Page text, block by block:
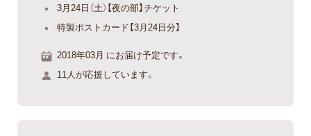
3月24日（土）【夜の部】チケット
特製ポストカード【3月24日分】
2018年03月 にお届け予定です。
11人が応援しています。